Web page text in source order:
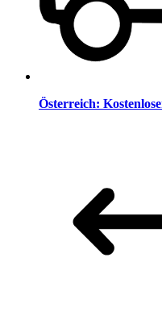
Österreich: